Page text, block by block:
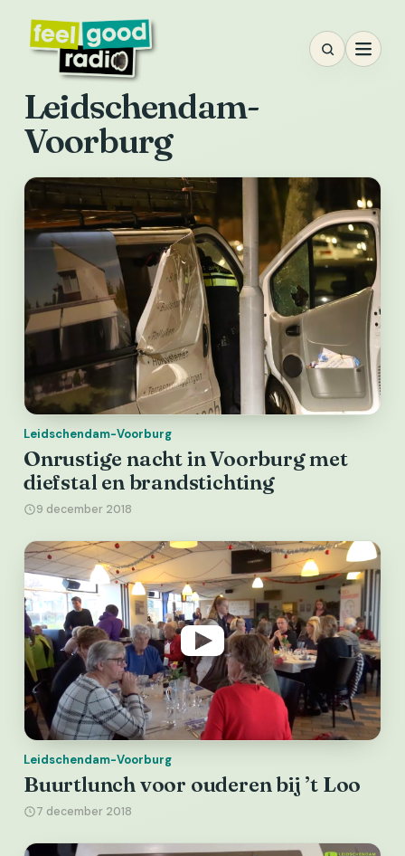
inhoud
Leidschendam-
Voorburg
Leidschendam-Voorburg
Onrustige nacht in Voorburg met
diefstal en brandstichting
9 december 2018
Leidschendam-Voorburg
Buurtlunch voor ouderen bij ’t Loo
7 december 2018